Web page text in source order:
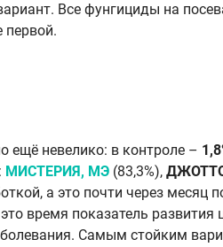
Все фунгициды на
первой.
ещё невелико: в контроле –
МИСТЕРИЯ, МЭ (83,3%),
а это почти через месяц
время показатель развития
Самым стойким